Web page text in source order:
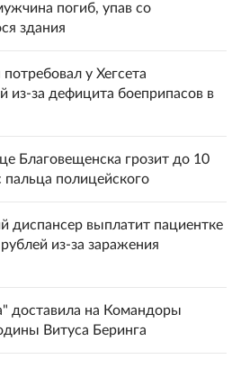
погиб, упав со
здания
у Хегсета
из-за дефицита боеприпасов в
Благовещенска грозит до 10
пальца полицейского
диспансер выплатит пациентке
из-за заражения
доставила на Командоры
Витуса Беринга